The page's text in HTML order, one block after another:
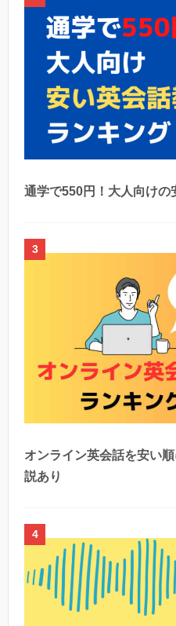
通学で550円！大人向けの
3
オンライン英会話を安い
説あり
4